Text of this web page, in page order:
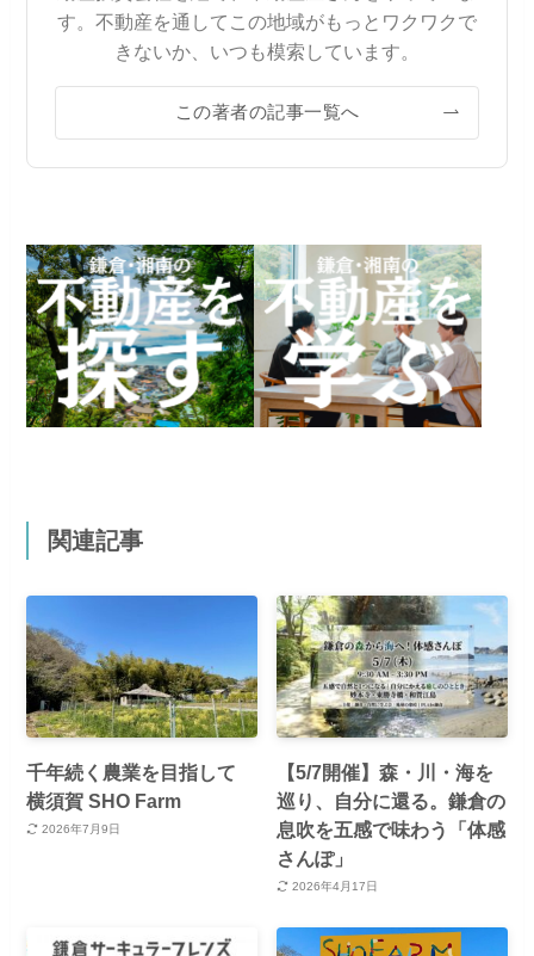
す。不動産を通してこの地域がもっとワクワクで
きないか、いつも模索しています。
この著者の記事一覧へ
関連記事
千年続く農業を目指して
横須賀 SHO Farm
2026年7月9日
【5/7開催】森・川・海を
巡り、自分に還る。鎌倉の
息吹を五感で味わう「体感
さんぽ」
2026年4月17日